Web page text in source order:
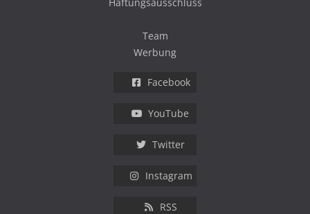
Team
Werbung
Facebook
YouTube
Twitter
Instagram
RSS